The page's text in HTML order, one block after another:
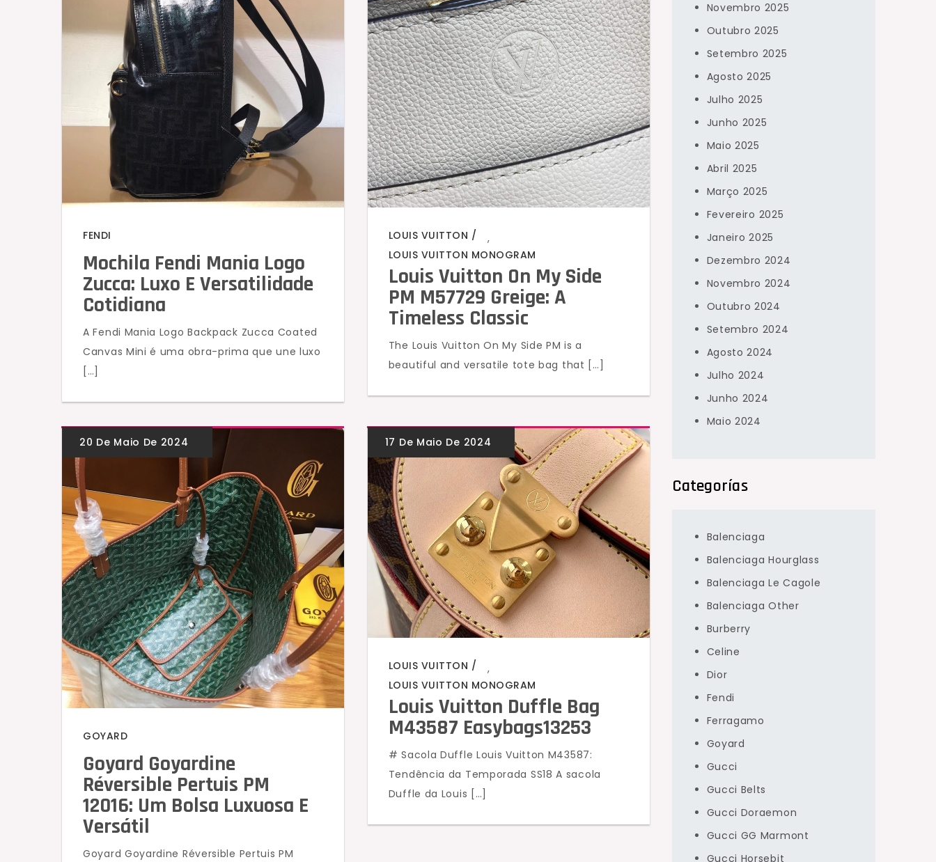
FENDI
Mochila Fendi Mania Logo
Zucca: Luxo E Versatilidade
Cotidiana
A Fendi Mania Logo Backpack Zucca Coated
Canvas Mini é uma obra-prima que une luxo
[…]
LOUIS VUITTON
,
LOUIS VUITTON MONOGRAM
Louis Vuitton On My Side
PM M57729 Greige: A
Timeless Classic
The Louis Vuitton On My Side PM is a
beautiful and versatile tote bag that […]
GOYARD
Goyard Goyardine
Réversible Pertuis PM
12016: Um Bolsa Luxuosa E
Versátil
Goyard Goyardine Réversible Pertuis PM
LOUIS VUITTON
,
LOUIS VUITTON MONOGRAM
Louis Vuitton Duffle Bag
M43587 Easybags13253
# Sacola Duffle Louis Vuitton M43587:
Tendência da Temporada SS18 A sacola
Duffle da Louis […]
Novembro 2025
Outubro 2025
Setembro 2025
Agosto 2025
Julho 2025
Junho 2025
Maio 2025
Abril 2025
Março 2025
Fevereiro 2025
Janeiro 2025
Dezembro 2024
Novembro 2024
Outubro 2024
Setembro 2024
Agosto 2024
Julho 2024
Junho 2024
Maio 2024
Categorías
Balenciaga
Balenciaga Hourglass
Balenciaga Le Cagole
Balenciaga Other
Burberry
Celine
Dior
Fendi
Ferragamo
Goyard
Gucci
Gucci Belts
Gucci Doraemon
Gucci GG Marmont
Gucci Horsebit